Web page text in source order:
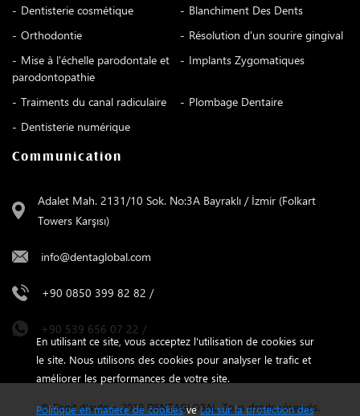
Dentisterie cosmétique
Blanchiment Des Dents
Orthodontie
Résolution d'un sourire gingival
Mise à l'échelle parodontale et
parodontopathie
Implants Zygomatiques
Traiments du canal radiculaire
Plombage Dentaire
Dentisterie numérique
Communication
Adalet Mah. 2131/10 Sok. No:3A Bayraklı / İzmir (Folkart
Towers Karşısı)
info@dentaglobal.com
+90 0850 399 82 82 /
+90 539 656 07 22 /
© Droit d'auteur 2019 DENTAGLOBAL. Tous droits réservés.
En utilisant ce site, vous acceptez l'utilisation de cookies sur
le site. Nous utilisons des cookies pour analyser le trafic et
améliorer les performances de votre site.
Politique en matière de cookiesveLoi sur la protection des